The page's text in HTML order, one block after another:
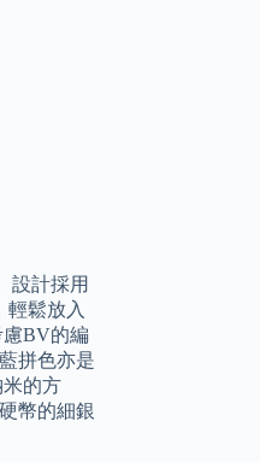
設計採用
輕鬆放入
慮BV的編
拼色亦是
的方
幣的細銀